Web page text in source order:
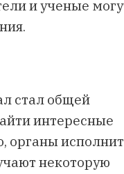
и ученые
стал общей
интересные
органы
некоторую